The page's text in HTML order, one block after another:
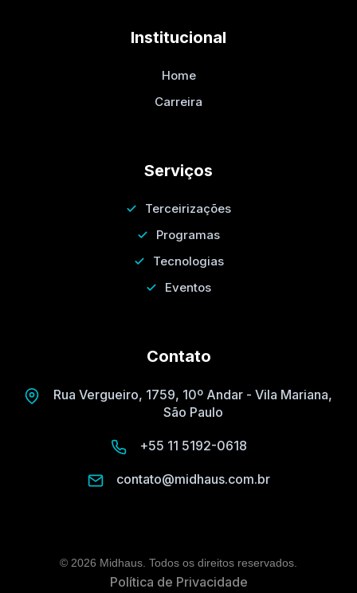
Institucional
Home
Carreira
Serviços
Terceirizações
Programas
Tecnologias
Eventos
Contato
Rua Vergueiro, 1759, 10º Andar - Vila Mariana,
São Paulo
+55 11 5192-0618
contato@midhaus.com.br
© 2026 Midhaus. Todos os direitos reservados.
Política de Privacidade